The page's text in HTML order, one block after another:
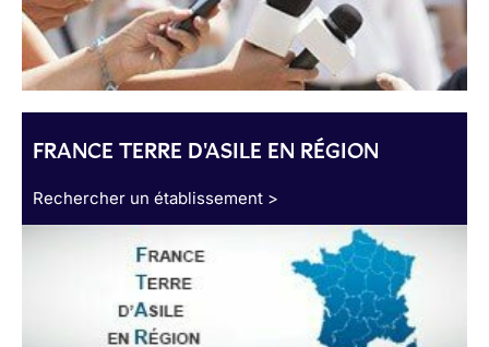
FRANCE TERRE D'ASILE EN RÉGION
Rechercher un établissement >